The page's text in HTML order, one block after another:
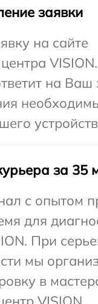
заявки
на сайте
на Ваш
за 35
с опытом
для
При
мы
в